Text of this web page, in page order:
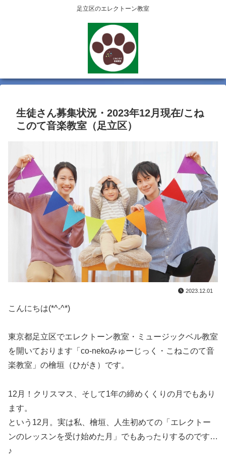
足立区のエレクトーン教室
生徒さん募集状況・2023年12月現在/こね
このて音楽教室（足立区）
2023.12.01
こんにちは(*^-^*)
東京都足立区でエレクトーン教室・ミュージックベル教室
を開いております「co-nekoみゅーじっく・こねこのて音
楽教室」の檜垣（ひがき）です。
12月！クリスマス、そして1年の締めくくりの月でもあり
ます。
という12月。実は私、檜垣、人生初めての「エレクトー
ンのレッスンを受け始めた月」でもあったりするのです…
♪